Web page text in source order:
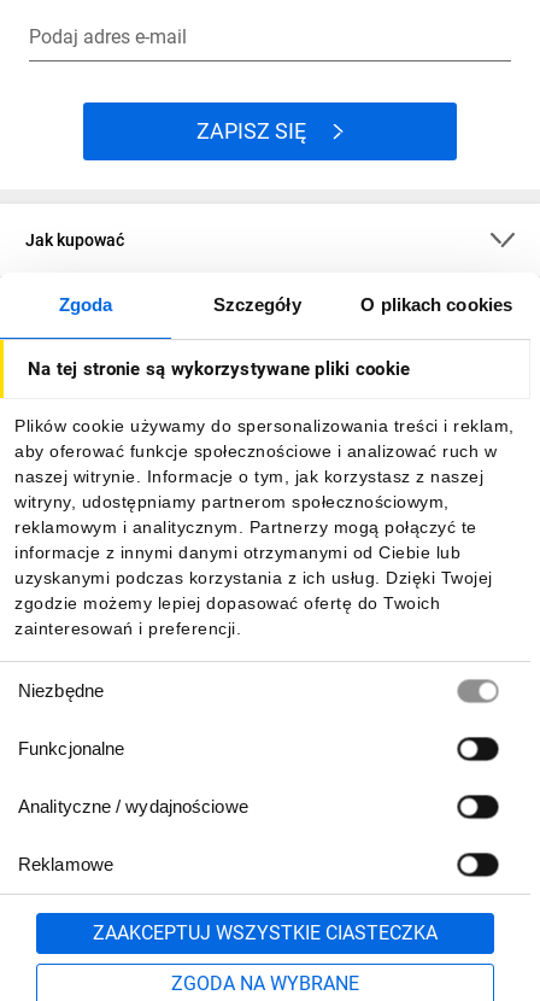
Zgoda Szczegóły O plikach cookies
Na tej stronie są wykorzystywane pliki cookie
Plików cookie używamy do spersonalizowania treści i reklam,
aby oferować funkcje społecznościowe i analizować ruch w
naszej witrynie. Informacje o tym, jak korzystasz z naszej
witryny, udostępniamy partnerom społecznościowym,
reklamowym i analitycznym. Partnerzy mogą połączyć te
informacje z innymi danymi otrzymanymi od Ciebie lub
uzyskanymi podczas korzystania z ich usług. Dzięki Twojej
zgodzie możemy lepiej dopasować ofertę do Twoich
zainteresowań i preferencji.
zgody
Niezbędne
Funkcjonalne
Analityczne / wydajnościowe
Reklamowe
ZAAKCEPTUJ WSZYSTKIE CIASTECZKA
ZGODA NA WYBRANE
Podaj adres e-mail
ZAPISZ SIĘ
Jak kupować
O firmie
Informacje
Pobierz naszą aplikację mobilną:
801 500 700 lub
71 37 61 600
Formularz kontaktowy